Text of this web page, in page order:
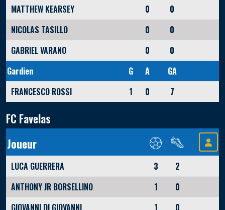
MATTHEW KEARSEY
0
0
NICOLAS TASILLO
0
0
GABRIEL VARANO
0
0
Gardien
G A
GA
FRANCESCO ROSSI
1 0 7
FC Favelas
Joueur
LUCA GUERRERA 3
2
ANTHONY JR BORSELLINO
1
0
GIOVANNI DI GIOVANNI
1
0